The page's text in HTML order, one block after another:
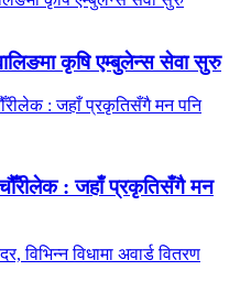
कृषि एम्बुलेन्स सेवा सुरु
चौँरीलेक : जहाँ प्रकृतिसँगै मन